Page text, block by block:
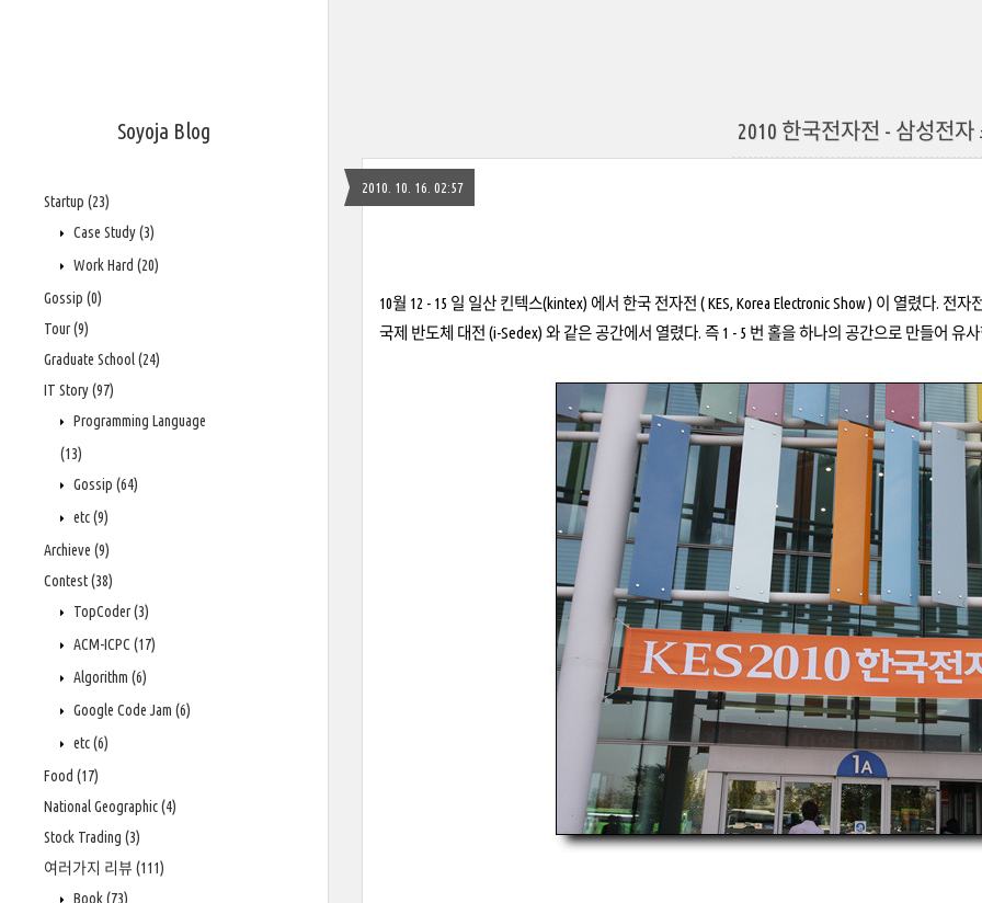
Soyoja Blog
Startup (23)
Case Study(3)
Work Hard (20)
Gossip (0)
Tour(9)
Graduate School(24)
IT Story(97)
Programming Language
(13)
Gossip (64)
etc(9)
Archieve (9)
Contest(38)
TopCoder(3)
ACM-ICPC (17)
Algorithm (6)
Google Code Jam (6)
etc(6)
Food (17)
National Geographic(4)
Stock Trading (3)
여러가지 리뷰 (111)
Book(73)
2010 한국전자전 - 삼성전자
2010. 10. 16. 02:57
10월 12 - 15 일 일산 킨텍스(kintex) 에서 한국 전자전 ( KES, Korea Electronic Show ) 이 열렸다.
국제 반도체 대전 (i-Sedex) 와 같은 공간에서 열렸다. 즉 1 - 5 번 홀을 하나의 공간으로 만들어 유